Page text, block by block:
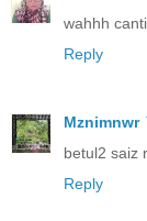
wahhh
Reply
Mznimnwr
betul2 saiz
Reply